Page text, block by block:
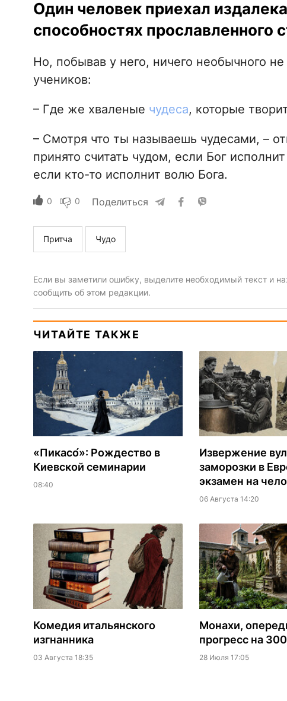
Один человек приехал
способностях прославленного
Но, побывав у него, ничего необычного
учеников:
– Где же хваленые чудеса, которые
– Смотря что ты называешь чудесами, –
принято считать чудом, если Бог
если кто-то исполнит волю Бога.
0 0 Поделиться
Притча Чудо
Если вы заметили ошибку, выделите необходимый текст и
сообщить об этом редакции.
ЧИТАЙТЕ ТАКЖЕ
«Пикасо́»: Рождество в
Киевской семинарии
08:40
Извержение
заморозки в
экзамен на
06 Августа 14:20
Комедия итальянского
изгнанника
03 Августа 18:35
Монахи,
прогресс на
28 Июля 17:05